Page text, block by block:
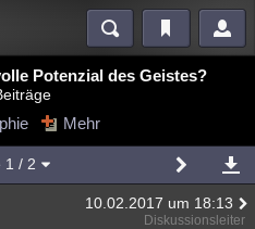
Mystery Kriminalfälle
Potenzial des Geistes?
Mehr
1 / 2
10.02.2017 um 18:13
Diskussionsleiter